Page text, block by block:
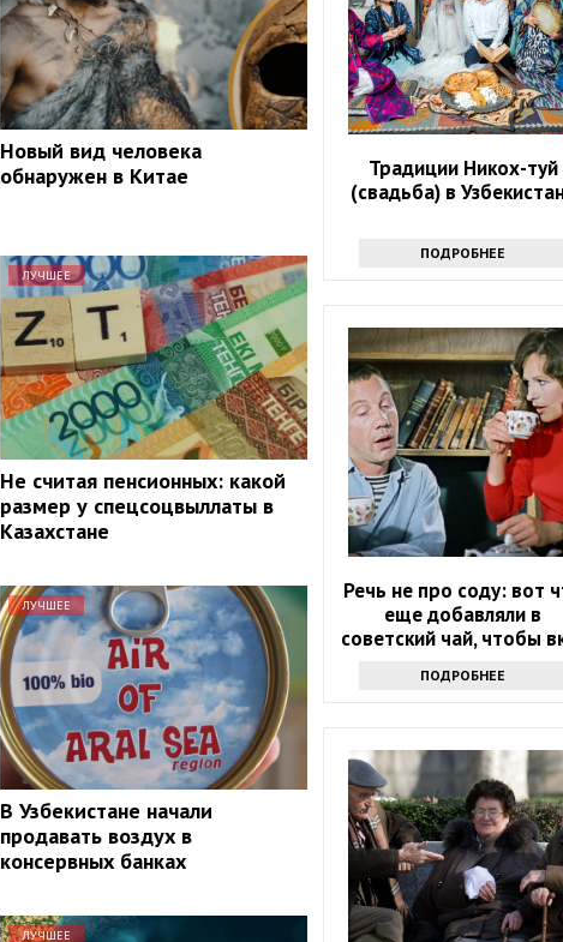
Новый вид человека
обнаружен в Китае
ЛУЧШЕЕ
Не считая пенсионных: какой
размер у спецсоцвыллаты в
Казахстане
ЛУЧШЕЕ
В Узбекистане начали
продавать воздух в
консервных банках
ЛУЧШЕЕ
Традиции Никох-туй
(свадьба) в
ПОДРОБНЕЕ
Речь не про соду: вот
еще добавляли в
советский чай, чтобы
ПОДРОБНЕЕ